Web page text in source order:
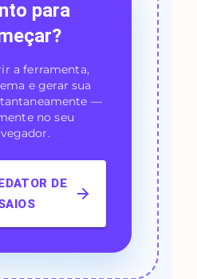
para
a ferramenta,
e gerar sua
—
no seu
DE